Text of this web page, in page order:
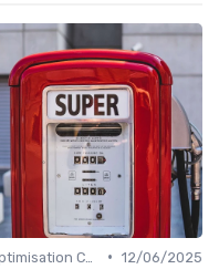
• 12/06/2025